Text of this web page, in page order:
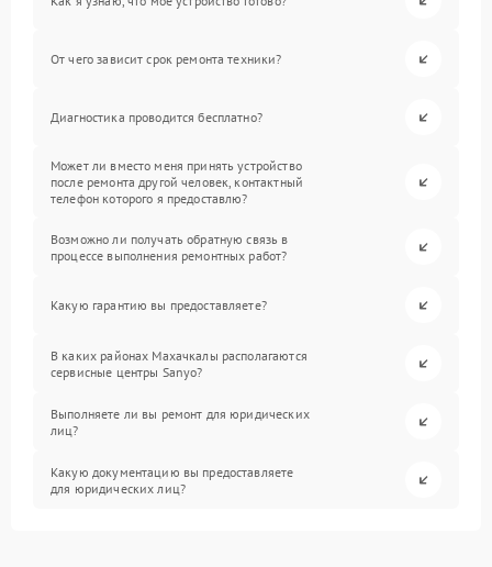
От чего зависит срок ремонта техники?
Диагностика проводится бесплатно?
Может ли вместо меня принять устройство
после ремонта другой человек, контактный
телефон которого я предоставлю?
Возможно ли получать обратную связь в
процессе выполнения ремонтных работ?
Какую гарантию вы предоставляете?
В каких районах Махачкалы располагаются
сервисные центры Sanyo?
Выполняете ли вы ремонт для юридических
лиц?
Какую документацию вы предоставляете
для юридических лиц?